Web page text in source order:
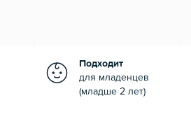
Подходит
для младенцев
(младше 2 лет)